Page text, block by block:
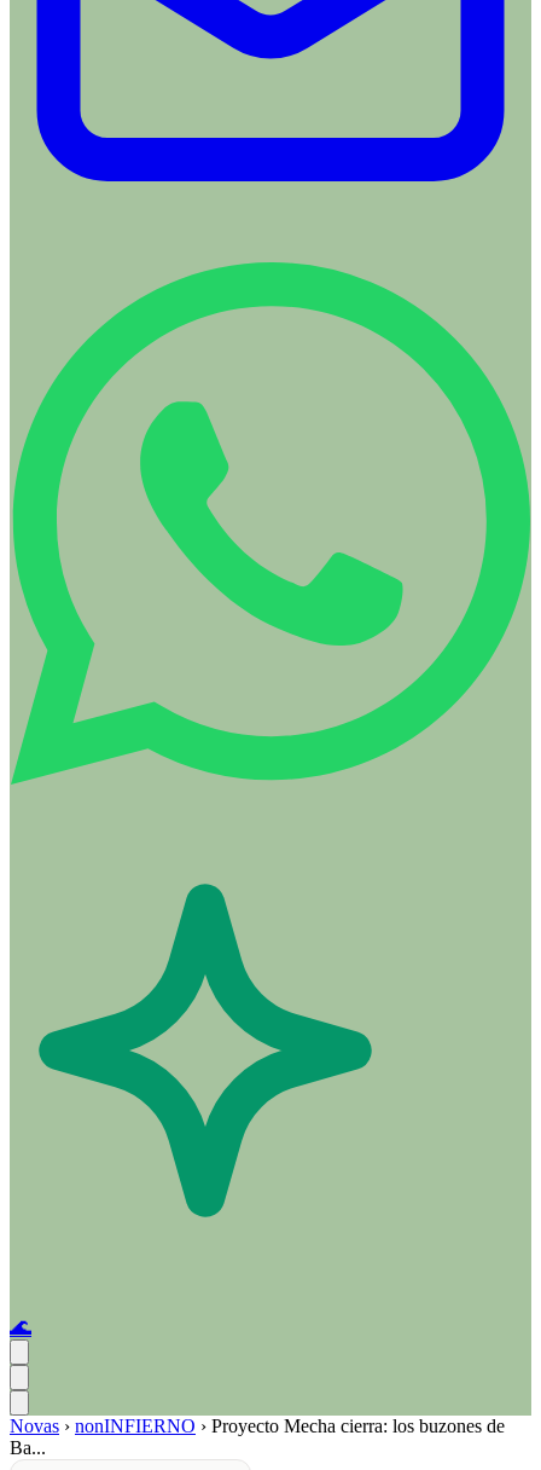
🌊
Novas › nonINFIERNO › Proyecto Mecha cierra: los buzones de
Ba...